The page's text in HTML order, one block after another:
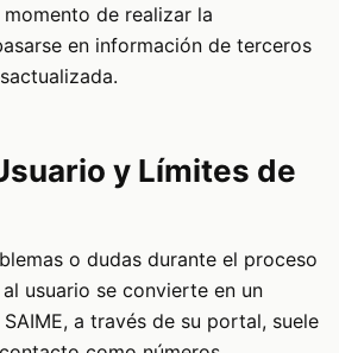
de realizar la
en información de terceros
y Límites de
o dudas durante el proceso
usuario se convierte en un
a través de su portal, suele